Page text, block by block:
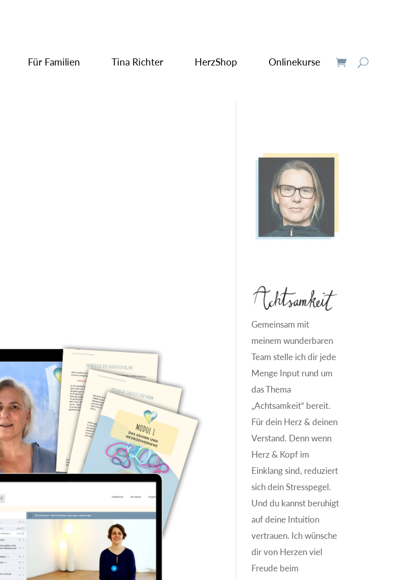
Für Familien Tina Richter HerzShop Onlinekurse
Gemeinsam mit
meinem wunderbaren
Team stelle ich dir jede
Menge Input rund um
das Thema
„Achtsamkeit“ bereit.
Für dein Herz & deinen
Verstand. Denn wenn
Herz & Kopf im
Einklang sind, reduziert
sich dein Stresspegel.
Und du kannst beruhigt
auf deine Intuition
vertrauen. Ich wünsche
dir von Herzen viel
Freude beim